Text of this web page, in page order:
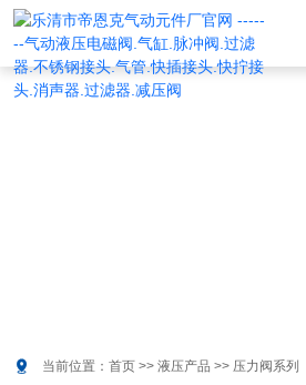
 当前位置： 首页 >> 液压产品 >> 压力阀系列